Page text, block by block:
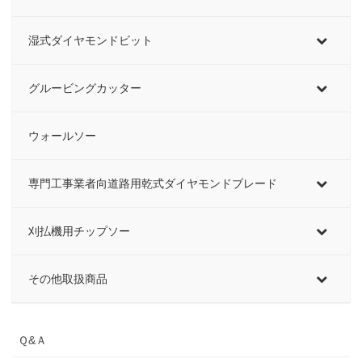
湿式ダイヤモンドビット
グルービングカッター
ウォールソー
専門工事業者向道路用乾式ダイヤモンドブレード
刈払機用チップソー
その他取扱商品
Ｑ&Ａ